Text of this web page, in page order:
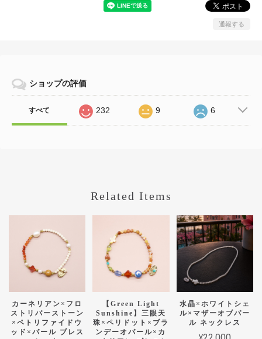
通報する
ショップの評価
すべて 232 9 6
Related Items
カーネリアン×フロ
ストリバーストーン
×ペトリファイドウ
ッド×パール ブレス
【Green Light
Sunshine】三眼天
珠×ペリドット×ブラ
ンデーオパール×カ
水晶×ホワイトシェ
ル×マザーオブパー
ル ネックレス